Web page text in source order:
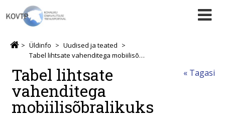
Üldinfo
Uudised ja teated
Tabel lihtsate vahenditega mobiilisõbralikuks
« Tagasi
Tabel lihtsate
vahenditega
mobiilisõbralikuks